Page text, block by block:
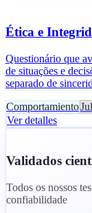
Ética e
Questionário que
de situações e
separado de
Comportamiento
Ver detalles
Validados
Todos os nossos
confiabilidade